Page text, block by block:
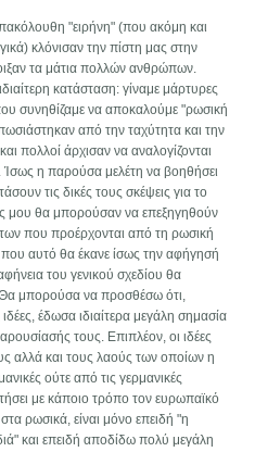
"ειρήνη" (που ακόμη και
κλόνισαν την πίστη μας στην
τα μάτια πολλών ανθρώπων.
κατάσταση: γίναμε μάρτυρες
συνηθίζαμε να αποκαλούμε "ρωσική
από την ταχύτητα και την
πολλοί άρχισαν να αναλογίζονται
η παρούσα μελέτη να βοηθήσει
τις δικές τους σκέψεις για το
μου θα μπορούσαν να επεξηγηθούν
που προέρχονται από τη ρωσική
αυτό θα έκανε ίσως την αφήγησή
του γενικού σχεδίου θα
Θα μπορούσα να προσθέσω ότι,
ιδέες, έδωσα ιδιαίτερα μεγάλη σημασία
τους. Επιπλέον, οι ιδέες
αλλά και τους λαούς των οποίων η
ούτε από τις γερμανικές
με κάποιο τρόπο τον ευρωπαϊκό
ρωσικά, είναι μόνο επειδή "η
και επειδή αποδίδω πολύ μεγάλη